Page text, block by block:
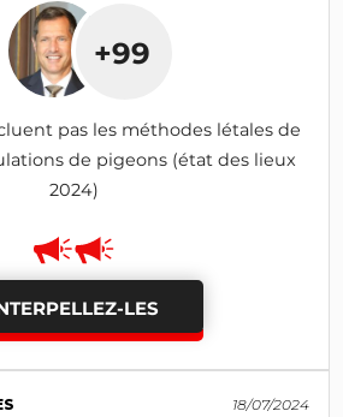
+99
pas les méthodes létales de
de pigeons (état des lieux
2024)
LES
18/07/2024